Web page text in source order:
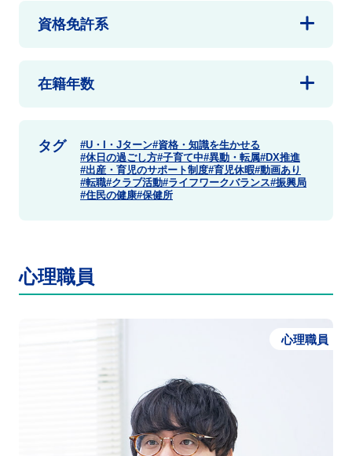
資格免許系
在籍年数
タグ U・I・Jターン 資格・知識を生かせる
休日の過ごし方 子育て中 異動・転属 DX推進
出産・育児のサポート制度 育児休暇 動画あり
転職 クラブ活動 ライフワークバランス 振興局
住民の健康 保健所
心理職員
心理職員